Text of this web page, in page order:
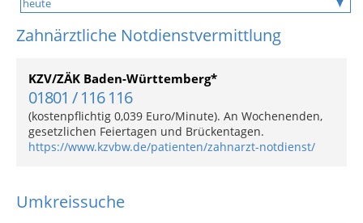
Zahnärztliche Notdienstvermittlung
KZV/ZÄK Baden-Württemberg*
01801 / 116 116
(kostenpflichtig 0,039 Euro/Minute). An Wochenenden,
gesetzlichen Feiertagen und Brückentagen.
https://www.kzvbw.de/patienten/zahnarzt-notdienst/
Umkreissuche